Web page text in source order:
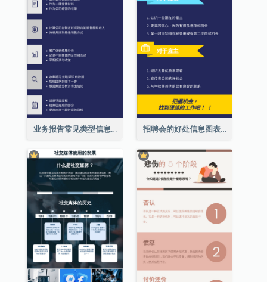
业务报告常见类型信息图表 招聘会的好处信息图表